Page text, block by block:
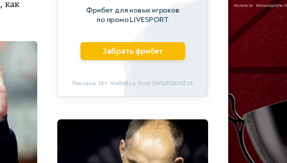
, как
Фрибет для новых игроков
по промо LIVESPORT
Забрать фрибет
Реклама. 18+. melbet.ru. Erid: 2W5zFGKMZJ9